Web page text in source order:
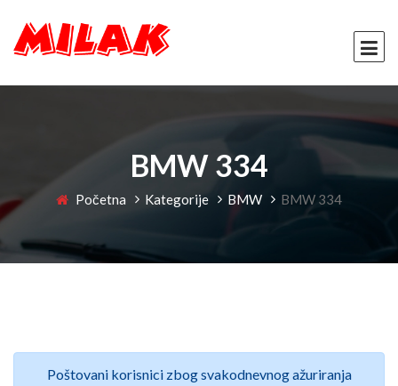
BMW 334
Početna Kategorije BMW BMW 334
Poštovani korisnici zbog svakodnevnog ažuriranja